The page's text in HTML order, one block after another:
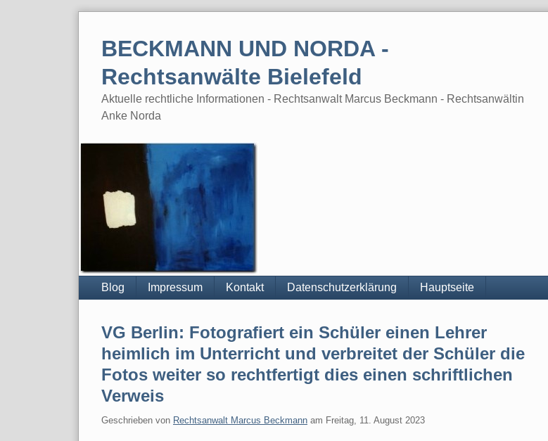
BECKMANN UND NORDA -
Rechtsanwälte Bielefeld
Aktuelle rechtliche Informationen - Rechtsanwalt Marcus Beckmann - Rechtsanwältin
Anke Norda
Blog Impressum Kontakt Datenschutzerklärung Hauptseite
VG Berlin: Fotografiert ein Schüler einen Lehrer
heimlich im Unterricht und verbreitet der Schüler die
Fotos weiter so rechtfertigt dies einen schriftlichen
Verweis
Geschrieben von Rechtsanwalt Marcus Beckmann am Freitag, 11. August 2023